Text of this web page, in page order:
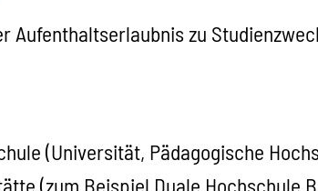
Aufenthaltserlaubnis zu
(Universität, Pädagogische
(zum Beispiel Duale Hochschule